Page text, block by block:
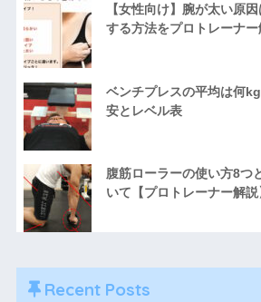
【女性向け】腕が太い原
する方法をプロトレーナー
ベンチプレスの平均は何
安とレベル表
腹筋ローラーの使い方8つ
いて【プロトレーナー解説
Recent Posts